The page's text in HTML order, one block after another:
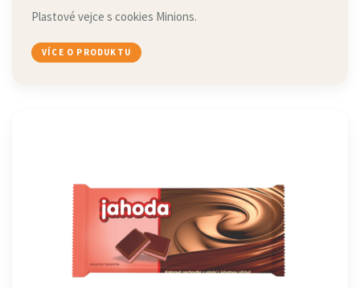
Plastové vejce s cookies Minions.
VÍCE O PRODUKTU